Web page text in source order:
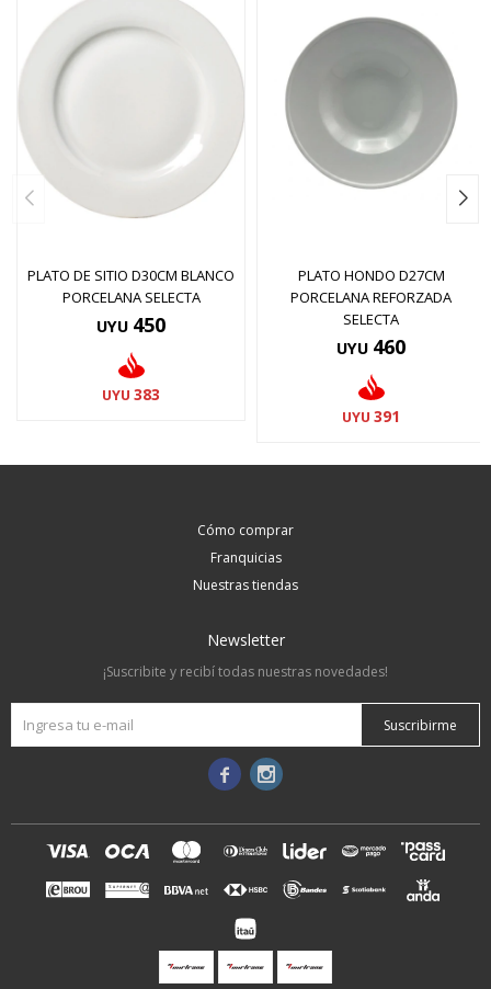
PLATO DE SITIO D30CM BLANCO
PORCELANA SELECTA
UYU 450
UYU 383
PLATO HONDO D27CM
PORCELANA REFORZADA
SELECTA
UYU 460
UYU 391
Cómo comprar
Franquicias
Nuestras tiendas
Newsletter
¡Suscribite y recibí todas nuestras novedades!
Suscribirme
 